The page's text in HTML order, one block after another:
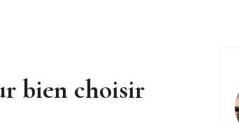
bien choisir